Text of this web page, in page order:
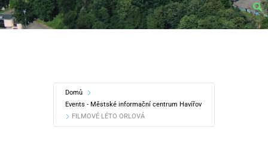
Domů
Events - Městské informační centrum Havířov
FILMOVÉ LÉTO ORLOVÁ